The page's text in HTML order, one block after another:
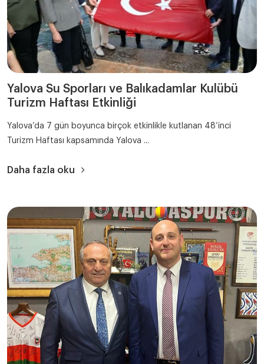
Yalova Su Sporları ve Balıkadamlar Kulübü
Turizm Haftası Etkinliği
Yalova’da 7 gün boyunca birçok etkinlikle kutlanan 48’inci
Turizm Haftası kapsamında Yalova ...
Daha fazla oku